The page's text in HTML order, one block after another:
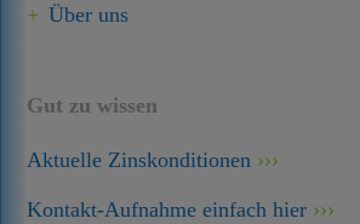
Über uns
Gut zu wissen
Aktuelle Zinskonditionen
Kontakt-Aufnahme einfach hier